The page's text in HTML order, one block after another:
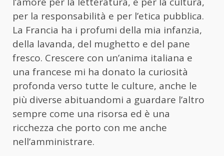
per la responsabilità e per l’etica pubblica.
La Francia ha i profumi della mia infanzia,
della lavanda, del mughetto e del pane
fresco. Crescere con un’anima italiana e
una francese mi ha donato la curiosità
profonda verso tutte le culture, anche le
più diverse abituandomi a guardare l’altro
sempre come una risorsa ed è una
ricchezza che porto con me anche
nell’amministrare.